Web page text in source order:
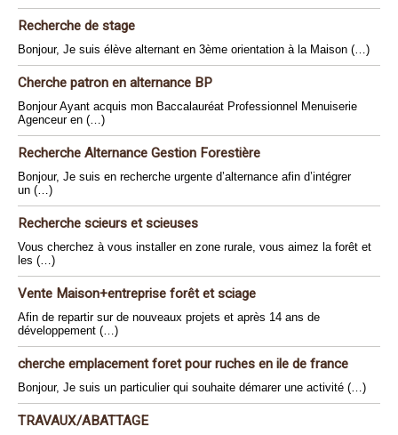
Recherche de stage
Bonjour, Je suis élève alternant en 3ème orientation à la Maison (…)
Cherche patron en alternance BP
Bonjour Ayant acquis mon Baccalauréat Professionnel Menuiserie
Agenceur en (…)
Recherche Alternance Gestion Forestière
Bonjour, Je suis en recherche urgente d’alternance afin d’intégrer
un (…)
Recherche scieurs et scieuses
Vous cherchez à vous installer en zone rurale, vous aimez la forêt et
les (…)
Vente Maison+entreprise forêt et sciage
Afin de repartir sur de nouveaux projets et après 14 ans de
développement (…)
cherche emplacement foret pour ruches en ile de france
Bonjour, Je suis un particulier qui souhaite démarer une activité (…)
TRAVAUX/ABATTAGE